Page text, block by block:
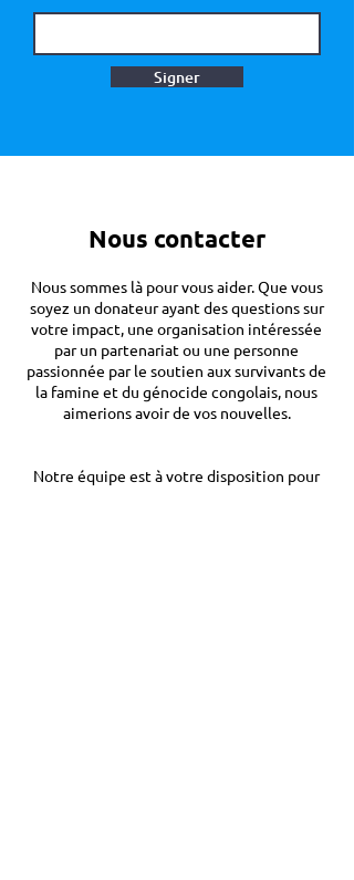
Signer
Nous contacter
Nous sommes là pour vous aider. Que vous
soyez un donateur ayant des questions sur
votre impact, une organisation intéressée
par un partenariat ou une personne
passionnée par le soutien aux survivants de
la famine et du génocide congolais, nous
aimerions avoir de vos nouvelles.
Notre équipe est à votre disposition pour